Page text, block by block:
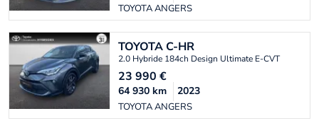
TOYOTA ANGERS
TOYOTAC-HR
2.0 Hybride 184ch Design Ultimate E-CVT
23 990 €
TOYOTA ANGERS
64 930 km 2023